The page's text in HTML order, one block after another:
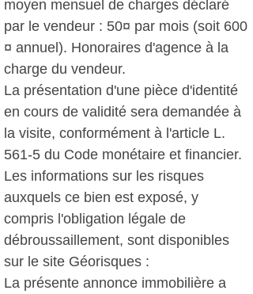
moyen mensuel de charges déclaré
par le vendeur : 50¤ par mois (soit 600
¤ annuel). Honoraires d'agence à la
charge du vendeur.
La présentation d'une pièce d'identité
en cours de validité sera demandée à
la visite, conformément à l'article L.
561-5 du Code monétaire et financier.
Les informations sur les risques
auxquels ce bien est exposé, y
compris l'obligation légale de
débroussaillement, sont disponibles
sur le site Géorisques :
La présente annonce immobilière a